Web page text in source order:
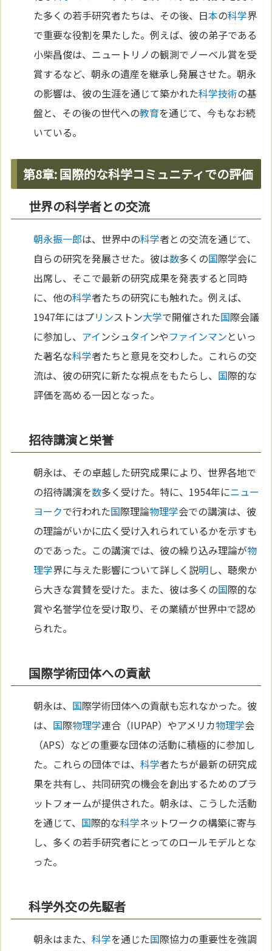
た多くの若手研究者たちは、その後、日本の科学界
で重要な役割を果たした。例えば、彼の弟子である
小柴昌俊は、ニュートリノの観測でノーベル賞を受
賞するなど、朝永の遺産を継承し発展させた。朝永
の影響は、彼の生涯を通じて築かれた科学技術の基
盤と、その後の世代への教育を通じて、今もなお続
いている。
第8章: 国際的な科学コミュニティでの評価
世界の科学者との交流
朝永振一郎は、世界中の科学者との交流を通じて、
自らの研究を発展させた。彼は数多くの国際学会に
出席し、そこで最新の研究成果を発表すると同時
に、他の科学者たちの研究にも触れた。例えば、
1947年にはプリンストン大学で開催された国際会議
に参加し、 アインシュタインやファインマンといっ
た著名な科学者たちと意見を交わした。これらの交
流は、彼の研究に新たな視点をもたらし、 国際的な
評価を高める一因となった。
招待講演と栄誉
朝永は、その卓越した研究成果により、世界各地で
の招待講演を数多く受けた。特に、1954年にニュー
ヨークで行われた国際理論物理学会での講演は、彼
の理論がいかに広く受け入れられているかを示すも
のであった。この講演では、彼の繰り込み理論が物
理学界に与えた影響について詳しく説明し、聴衆か
ら大きな賞賛を受けた。また、彼は多くの国際的な
賞や名誉学位を受け取り、その業績が世界中で認め
られた。
国際学術団体への貢献
朝永は、 国際学術団体への貢献も忘れなかった。彼
は、 国際物理学連合（IUPAP）やアメリカ物理学会
（APS）などの重要な団体の活動に積極的に参加し
た。これらの団体では、科学者たちが最新の研究成
果を共有し、共同研究の機会を創出するためのプラ
ットフォームが提供された。朝永は、こうした活動
を通じて、 国際的な科学ネットワークの構築に寄与
し、多くの若手研究者にとってのロールモデルとな
った。
科学外交の先駆者
朝永はまた、科学を通じた国際協力の重要性を強調